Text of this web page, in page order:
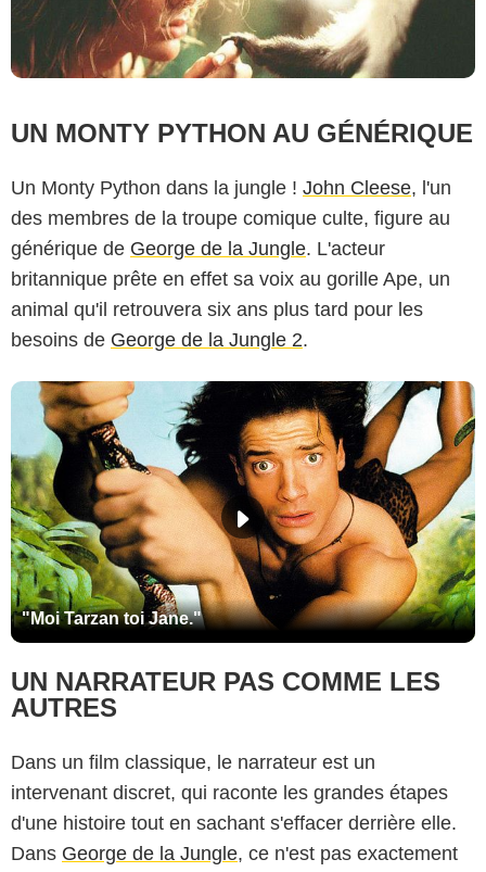
UN MONTY PYTHON AU GÉNÉRIQUE
Un Monty Python dans la jungle ! John Cleese, l'un
des membres de la troupe comique culte, figure au
générique de George de la Jungle. L'acteur
britannique prête en effet sa voix au gorille Ape, un
animal qu'il retrouvera six ans plus tard pour les
besoins de George de la Jungle 2.
"Moi Tarzan toi Jane."
UN NARRATEUR PAS COMME LES
AUTRES
Dans un film classique, le narrateur est un
intervenant discret, qui raconte les grandes étapes
d'une histoire tout en sachant s'effacer derrière elle.
Dans George de la Jungle, ce n'est pas exactement